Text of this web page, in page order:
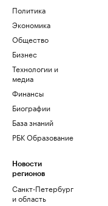
Политика
Экономика
Общество
Бизнес
Технологии и
медиа
Финансы
Биографии
База знаний
РБК Образование
Новости
регионов
Санкт-Петербург
и область